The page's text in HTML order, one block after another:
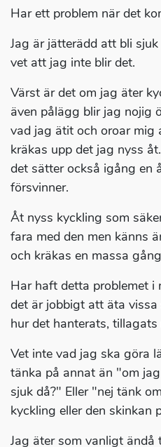
Har ett problem när det
Jag är jätterädd att bli
vet att jag inte blir det.
Värst är det om jag äter
även pålägg blir jag nojig
vad jag ätit och oroar mig
kräkas upp det jag nyss
det sätter också igång en
försvinner.
Åt nyss kyckling som
fara med den men känns
och kräkas en massa
Har haft detta problemet
det är jobbigt att äta
hur det hanterats, tillagats
Vet inte vad jag ska göra
tänka på annat än "om
sjuk då?" Eller "nej tänk
kyckling eller den skinkan
Jag äter som vanligt